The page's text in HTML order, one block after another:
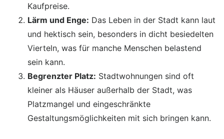
Kaufpreise.
Lärm und Enge: Das Leben in der Stadt kann laut
und hektisch sein, besonders in dicht besiedelten
Vierteln, was für manche Menschen belastend
sein kann.
Begrenzter Platz: Stadtwohnungen sind oft
kleiner als Häuser außerhalb der Stadt, was
Platzmangel und eingeschränkte
Gestaltungsmöglichkeiten mit sich bringen kann.